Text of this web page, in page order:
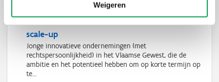
Weigeren
Schaalklaar: subsidie voor opschaling naar
scale-up
Jonge innovatieve ondernemingen (met
rechtspersoonlijkheid) in het Vlaamse Gewest, die de
ambitie en het potentieel hebben om op korte termijn op
te...